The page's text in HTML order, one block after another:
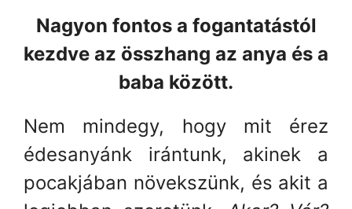
Nagyon fontos a fogantatástól
kezdve az összhang az anya és a
baba között.
Nem mindegy, hogy mit érez
édesanyánk irántunk, akinek a
pocakjában növekszünk, és akit a